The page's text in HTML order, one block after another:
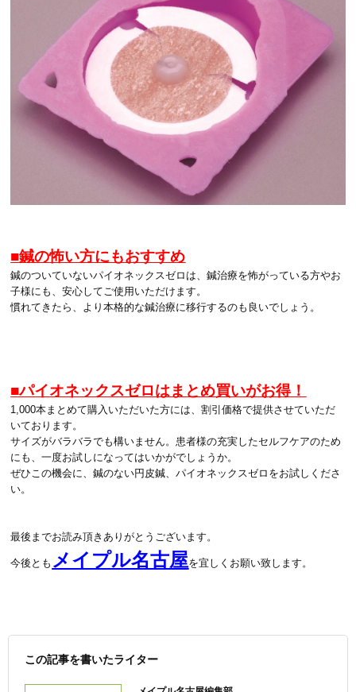
■鍼の怖い方にもおすすめ
鍼のついていないパイオネックスゼロは、鍼治療を怖がっている方やお
子様にも、安心してご使用いただけます。
慣れてきたら、より本格的な鍼治療に移行するのも良いでしょう。
■パイオネックスゼロはまとめ買いがお得！
1,000本まとめて購入いただいた方には、割引価格で提供させていただ
いております。
サイズがバラバラでも構いません。患者様の充実したセルフケアのため
にも、一度お試しになってはいかがでしょうか。
ぜひこの機会に、鍼のない円皮鍼、パイオネックスゼロをお試しくださ
い。
最後までお読み頂きありがとうございます。
今後とも メイプル名古屋を宜しくお願い致します。
この記事を書いたライター